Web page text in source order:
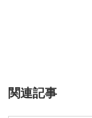
関連記事